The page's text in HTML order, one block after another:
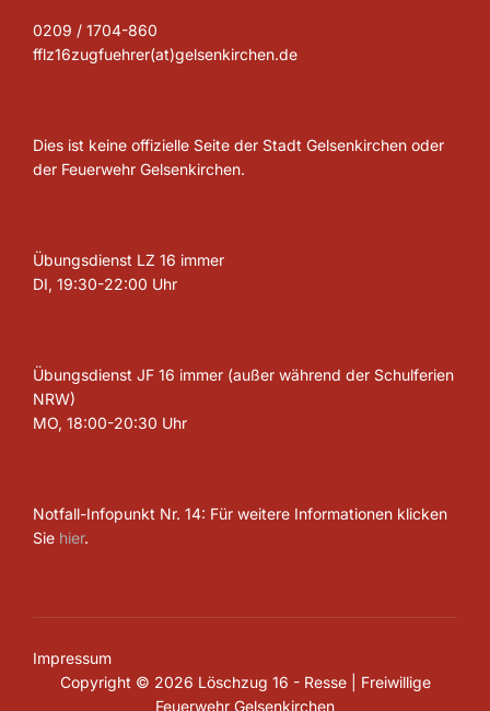
0209 / 1704-860
fflz16zugfuehrer(at)gelsenkirchen.de
Dies ist keine offizielle Seite der Stadt Gelsenkirchen oder
der Feuerwehr Gelsenkirchen.
Übungsdienst LZ 16 immer
DI, 19:30-22:00 Uhr
Übungsdienst JF 16 immer (außer während der Schulferien
NRW)
MO, 18:00-20:30 Uhr
Notfall-Infopunkt Nr. 14: Für weitere Informationen klicken
Sie hier.
Impressum
Copyright © 2026 Löschzug 16 - Resse | Freiwillige
Feuerwehr Gelsenkirchen